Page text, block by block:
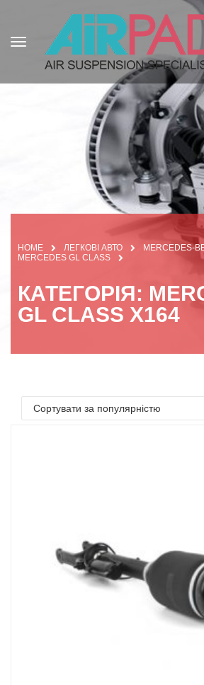
HOME ЛЕГКОВІ АВТО
MERCEDES-
MERCEDES GL CLASS
КАТЕГОРІЯ:
GL CLASS X164